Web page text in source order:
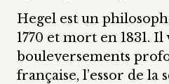
Hegel est un
1770 et mort en 1831.
bouleversements
française, l’essor de la